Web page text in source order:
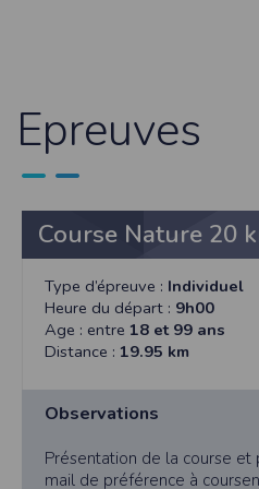
Epreuves
Course Nature 20
Type d’épreuve : Individuel
Heure du départ : 9h00
Age : entre 18 et 99 ans
Distance : 19.95 km
Observations
Présentation de la course et
mail de préférence à
bonne
et
L'accès
ne pas
Tant
Pour